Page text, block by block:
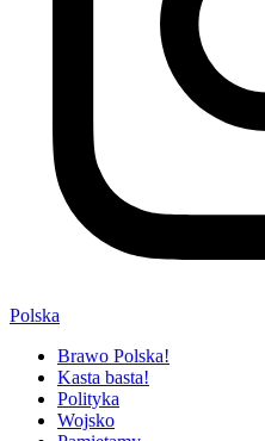
Polska
Brawo Polska!
Kasta basta!
Polityka
Wojsko